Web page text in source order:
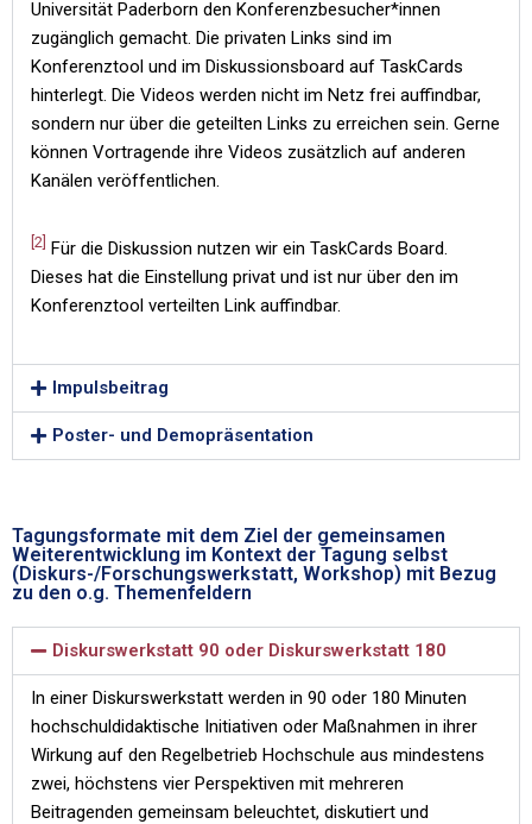
Universität Paderborn den Konferenzbesucher*innen
zugänglich gemacht. Die privaten Links sind im
Konferenztool und im Diskussionsboard auf TaskCards
hinterlegt. Die Videos werden nicht im Netz frei auffindbar,
sondern nur über die geteilten Links zu erreichen sein. Gerne
können Vortragende ihre Videos zusätzlich auf anderen
Kanälen veröffentlichen.
[2] Für die Diskussion nutzen wir ein TaskCards Board.
Dieses hat die Einstellung privat und ist nur über den im
Konferenztool verteilten Link auffindbar.
Impulsbeitrag
Poster- und Demopräsentation
Tagungsformate mit dem Ziel der gemeinsamen
Weiterentwicklung im Kontext der Tagung selbst
(Diskurs-/Forschungswerkstatt, Workshop) mit Bezug
zu den o.g. Themenfeldern
Diskurswerkstatt 90 oder Diskurswerkstatt 180
In einer Diskurswerkstatt werden in 90 oder 180 Minuten
hochschuldidaktische Initiativen oder Maßnahmen in ihrer
Wirkung auf den Regelbetrieb Hochschule aus mindestens
zwei, höchstens vier Perspektiven mit mehreren
Beitragenden gemeinsam beleuchtet, diskutiert und